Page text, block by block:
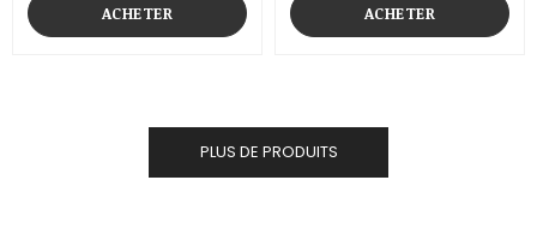
ACHETER ACHETER
PLUS DE PRODUITS